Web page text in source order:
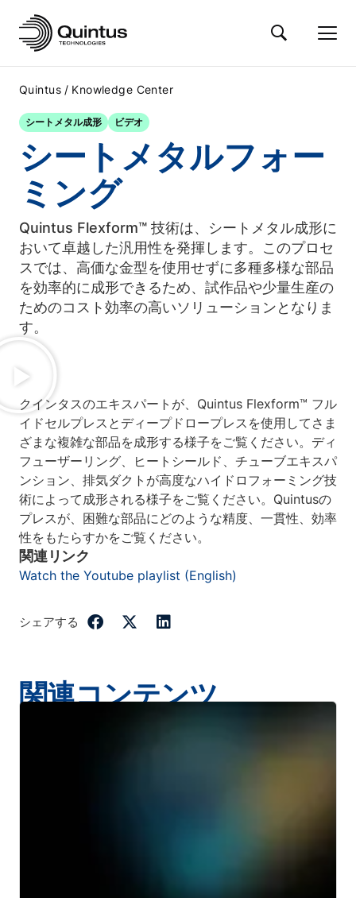
Quintus / Knowledge Center
シートメタル成形 ビデオ
シートメタルフォー
ミング
Quintus Flexform™ 技術は、シートメタル成形に
おいて卓越した汎用性を発揮します。このプロセ
スでは、高価な金型を使用せずに多種多様な部品
を効率的に成形できるため、試作品や少量生産の
ためのコスト効率の高いソリューションとなりま
す。
クインタスのエキスパートが、Quintus Flexform™ フル
イドセルプレスとディープドロープレスを使用してさま
ざまな複雑な部品を成形する様子をご覧ください。ディ
フューザーリング、ヒートシールド、チューブエキスパ
ンション、排気ダクトが高度なハイドロフォーミング技
術によって成形される様子をご覧ください。Quintusの
プレスが、困難な部品にどのような精度、一貫性、効率
性をもたらすかをご覧ください。
関連リンク
Watch the Youtube playlist (English)
シェアする
関連コンテンツ